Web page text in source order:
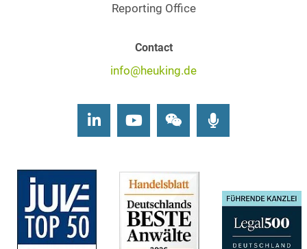
Reporting Office
Contact
info@heuking.de
LinkedInYoutubeWechat